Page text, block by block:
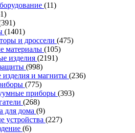
(11)
(1401)
и дроссели (475)
материалы (105)
изделия (2191)
(998)
и магниты (236)
(775)
приборы (393)
(268)
для дома (9)
устройства (227)
(6)